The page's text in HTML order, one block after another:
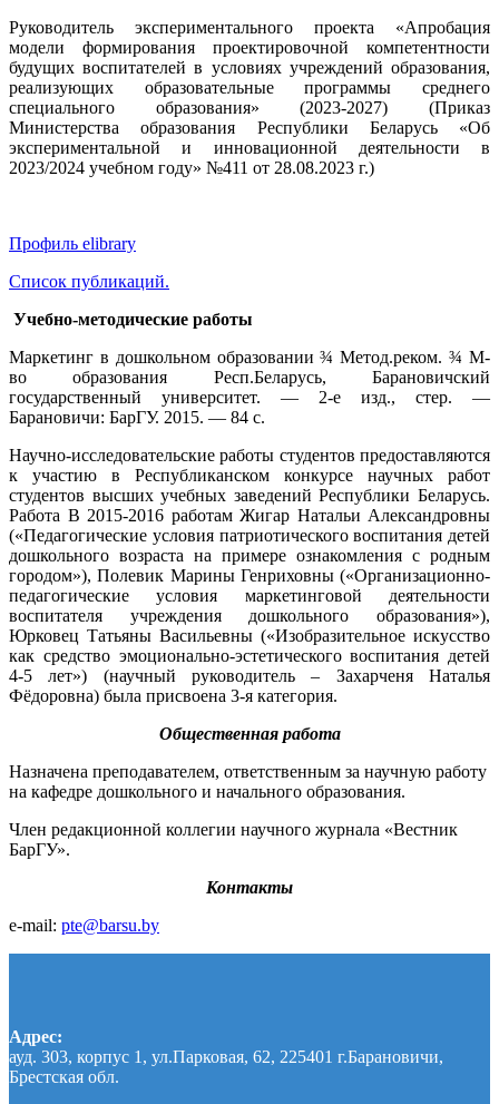
Руководитель экспериментального проекта «Апробация
модели формирования проектировочной компетентности
будущих воспитателей в условиях учреждений образования,
реализующих образовательные программы среднего
специального образования» (2023-2027) (Приказ
Министерства образования Республики Беларусь «Об
экспериментальной и инновационной деятельности в
2023/2024 учебном году» №411 от 28.08.2023 г.)
Профиль elibrary
Список публикаций.
Учебно-методические работы
Маркетинг в дошкольном образовании ¾ Метод.реком. ¾ М-
во образования Респ.Беларусь, Барановичский
государственный университет. — 2-е изд., стер. —
Барановичи: БарГУ. 2015. — 84 с.
Научно-исследовательские работы студентов предоставляются
к участию в Республиканском конкурсе научных работ
студентов высших учебных заведений Республики Беларусь.
Работа В 2015-2016 работам Жигар Натальи Александровны
(«Педагогические условия патриотического воспитания детей
дошкольного возраста на примере ознакомления с родным
городом»), Полевик Марины Генриховны («Организационно-
педагогические условия маркетинговой деятельности
воспитателя учреждения дошкольного образования»),
Юрковец Татьяны Васильевны («Изобразительное искусство
как средство эмоционально-эстетического воспитания детей
4-5 лет») (научный руководитель – Захарченя Наталья
Фёдоровна) была присвоена 3-я категория.
Общественная работа
Назначена преподавателем, ответственным за научную работу
на кафедре дошкольного и начального образования.
Член редакционной коллегии научного журнала «Вестник
БарГУ».
Контакты
e-mail: pte@barsu.by
Адрес:
ауд. 303, корпус 1, ул.Парковая, 62, 225401 г.Барановичи,
Брестская обл.